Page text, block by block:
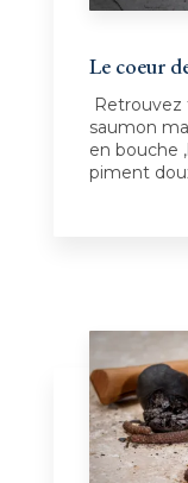
Le coeur
Retrouvez
saumon
en bouche
piment